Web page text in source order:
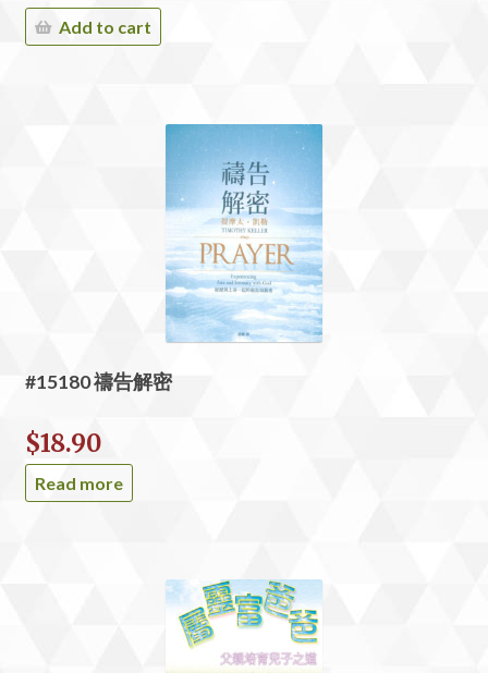
Add to cart
#15180 禱告解密
$18.90
Read more